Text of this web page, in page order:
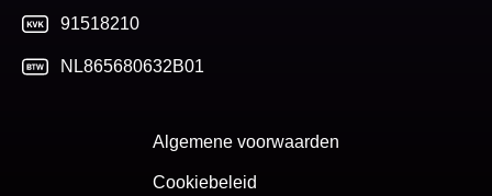
91518210
NL865680632B01
Algemene voorwaarden
Cookiebeleid